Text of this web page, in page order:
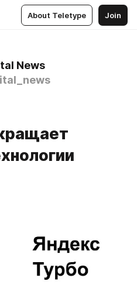
About Teletype Join
News